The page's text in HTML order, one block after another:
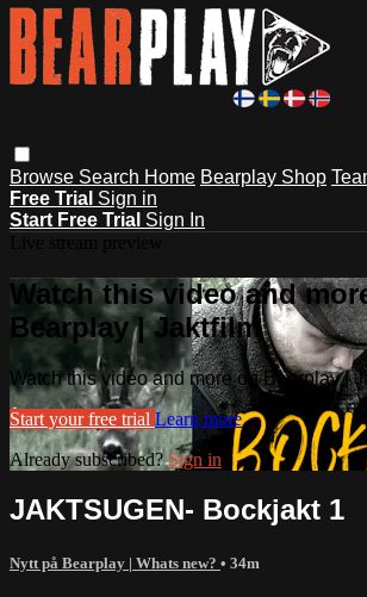
Browse Search Home Bearplay Shop
Free Trial Sign in
Start Free Trial Sign In
Watch this video and
Bearplay | Jaktfilm
Watch this video and more on Bearplay |
Start your free trial Learn more
Already subscribed?Sign in
JAKTSUGEN- Bockjakt 1
Nytt på Bearplay | Whats new? • 34m